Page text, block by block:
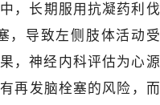
，长期服用抗凝药利伐
，导致左侧肢体活动受
，神经内科评估为心源
再发脑栓塞的风险，而